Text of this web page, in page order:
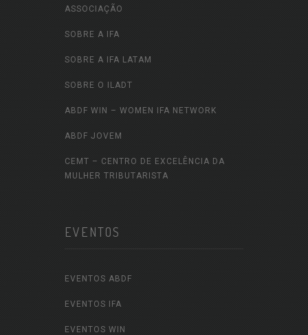
ASSOCIAÇÃO
SOBRE A IFA
SOBRE A IFA LATAM
SOBRE O ILADT
ABDF WIN – WOMEN IFA NETWORK
ABDF JOVEM
CEMT – CENTRO DE EXCELÊNCIA DA
MULHER TRIBUTARISTA
EVENTOS
EVENTOS ABDF
EVENTOS IFA
EVENTOS WIN